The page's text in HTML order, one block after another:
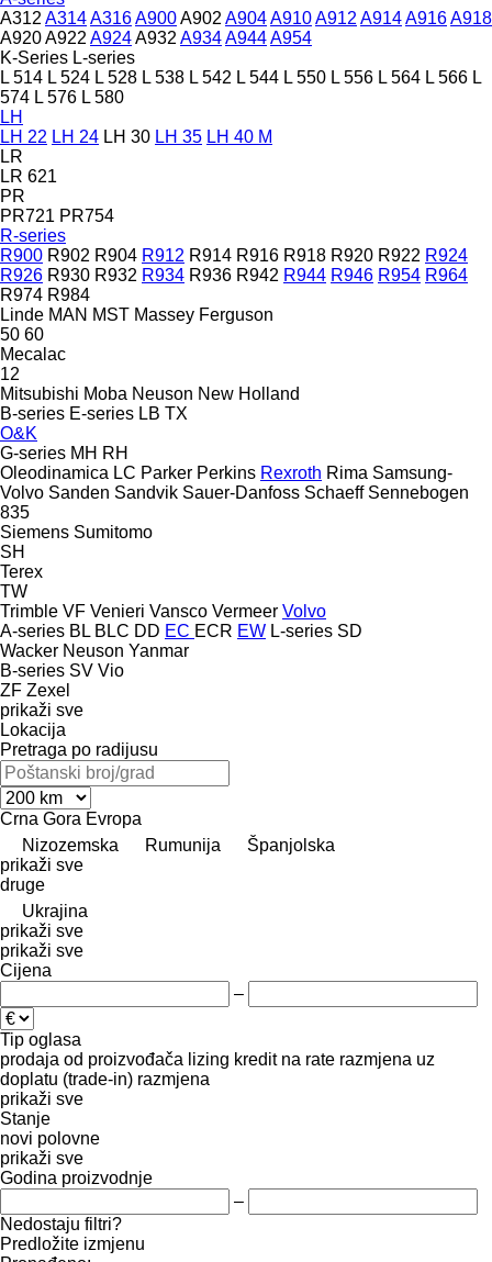
A312 A314A316A900A902 A904A910A912 A914A916A918
A920A922 A924A932 A934A944A954
K-Series L-series
L 514 L 524 L 528 L 538 L 542 L 544 L 550 L 556 L 564 L 566 L
574 L 576 L 580
LH
LH 22 LH 24 LH 30 LH 35 LH 40 M
LR
LR 621
PR
PR721 PR754
R-series
R900 R902 R904 R912 R914 R916 R918 R920 R922 R924
R926 R930 R932 R934 R936 R942 R944 R946 R954 R964
R974 R984
Linde MAN MST Massey Ferguson
50 60
Mecalac
12
Mitsubishi Moba Neuson New Holland
B-series E-series LB TX
O&K
G-series MH RH
Oleodinamica LC Parker Perkins Rexroth Rima Samsung-
Volvo Sanden Sandvik Sauer-Danfoss Schaeff Sennebogen
835
Siemens Sumitomo
SH
Terex
TW
Trimble VF Venieri Vansco Vermeer Volvo
A-series BL BLC DD EC ECR EW L-series SD
Wacker Neuson Yanmar
B-series SV Vio
ZF Zexel
prikaži sve
Lokacija
Pretraga po radijusu
Crna Gora Evropa
Nizozemska
Rumunija
Španjolska
prikaži sve
druge
Ukrajina
prikaži sve
prikaži sve
Cijena
–
Tip oglasa
prodaja od proizvođača lizing kredit na rate razmjena uz
doplatu (trade-in) razmjena
prikaži sve
Stanje
novi polovne
prikaži sve
Godina proizvodnje
–
Nedostaju filtri?
Predložite izmjenu